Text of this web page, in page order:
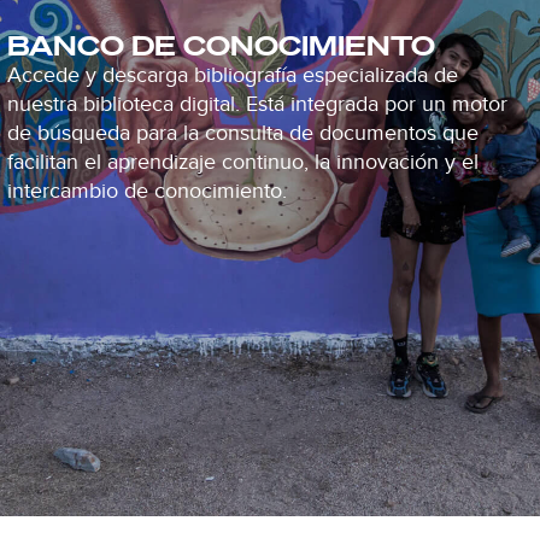
BANCO DE CONOCIMIENTO
Accede y descarga bibliografía especializada de
nuestra biblioteca digital. Está integrada por un motor
de búsqueda para la consulta de documentos que
facilitan el aprendizaje continuo, la innovación y el
intercambio de conocimiento.